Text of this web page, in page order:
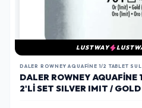
LUSTWAY
DALER ROWNEY AQUAFINE 1/2 TABLET
DALER ROWNEY AQUAFINE
2'LI SET SILVER IMIT /